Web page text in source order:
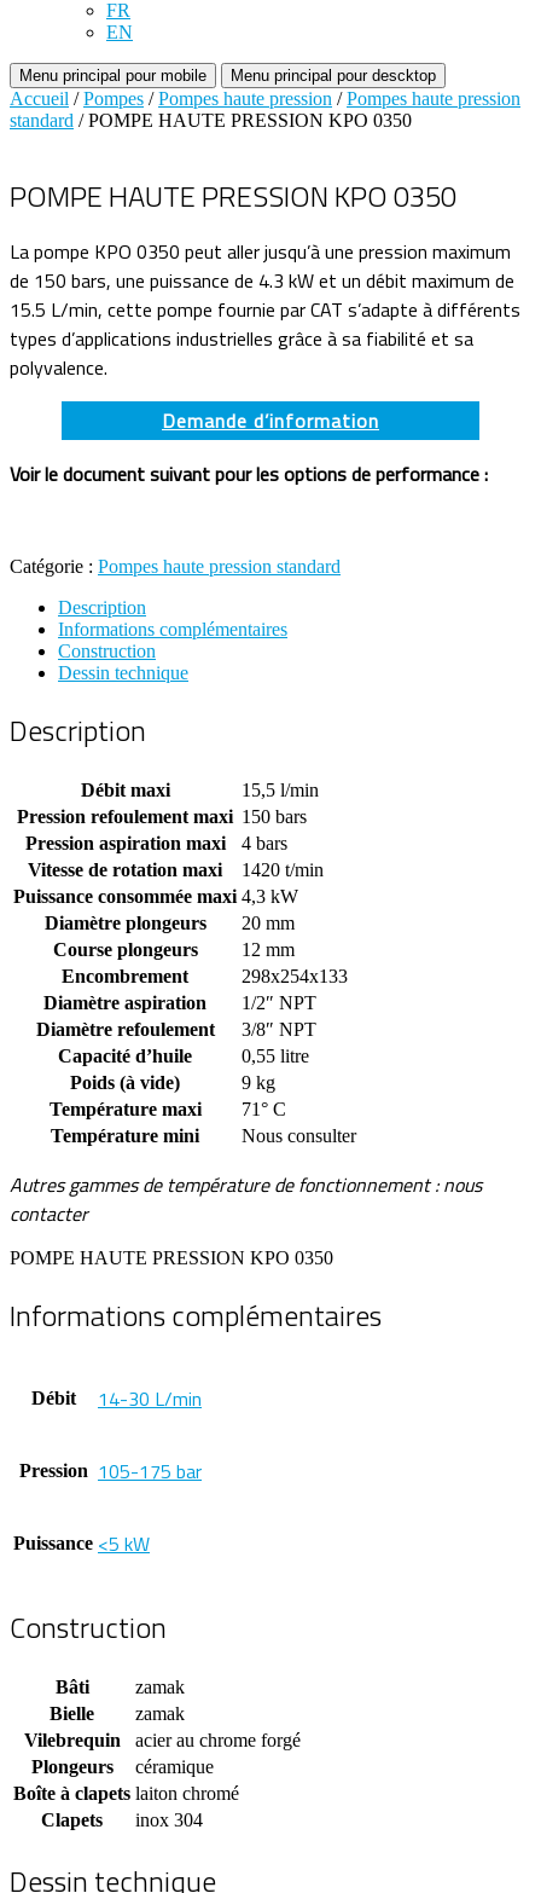
FR
EN
Menu principal pour mobile Menu principal pour descktop
Accueil /Pompes /Pompes haute pression /Pompes haute pression
standard / POMPE HAUTE PRESSION KPO 0350
POMPE HAUTE PRESSION KPO 0350
La pompe KPO 0350 peut aller jusqu’à une pression maximum
de 150 bars, une puissance de 4.3 kW et un débit maximum de
15.5 L/min, cette pompe fournie par CAT s’adapte à différents
types d’applications industrielles grâce à sa fiabilité et sa
polyvalence.
Demande d’information
Voir le document suivant pour les options de performance :
Catégorie : Pompes haute pression standard
Description
Informations complémentaires
Construction
Dessin technique
Description
Débit maxi
15,5 l/min
Pression refoulement maxi 150 bars
Pression aspiration maxi
4 bars
Vitesse de rotation maxi
1420 t/min
Puissance consommée maxi 4,3 kW
Diamètre plongeurs
20 mm
Course plongeurs
12 mm
Encombrement
298x254x133
Diamètre aspiration
1/2″ NPT
Diamètre refoulement
3/8″ NPT
Capacité d’huile
0,55 litre
Poids (à vide)
9 kg
Température maxi
71° C
Température mini
Nous consulter
Autres gammes de température de fonctionnement : nous
contacter
POMPE HAUTE PRESSION KPO 0350
Informations complémentaires
Débit 14-30 L/min
Pression 105-175 bar
Puissance <5 kW
Construction
Bâti
zamak
Bielle
zamak
Vilebrequin
acier au chrome forgé
Plongeurs
céramique
Boîte à clapets laiton chromé
Clapets
inox 304
Dessin technique